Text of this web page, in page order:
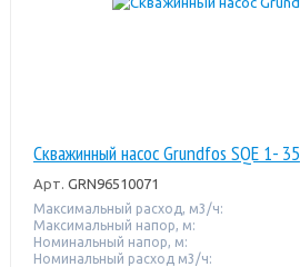
Скважинный насос Grundfos SQE 1- 35
Арт. GRN96510071
Максимальный расход, м3/ч:
Максимальный напор, м:
Номинальный напор, м:
Номинальный расход м3/ч: